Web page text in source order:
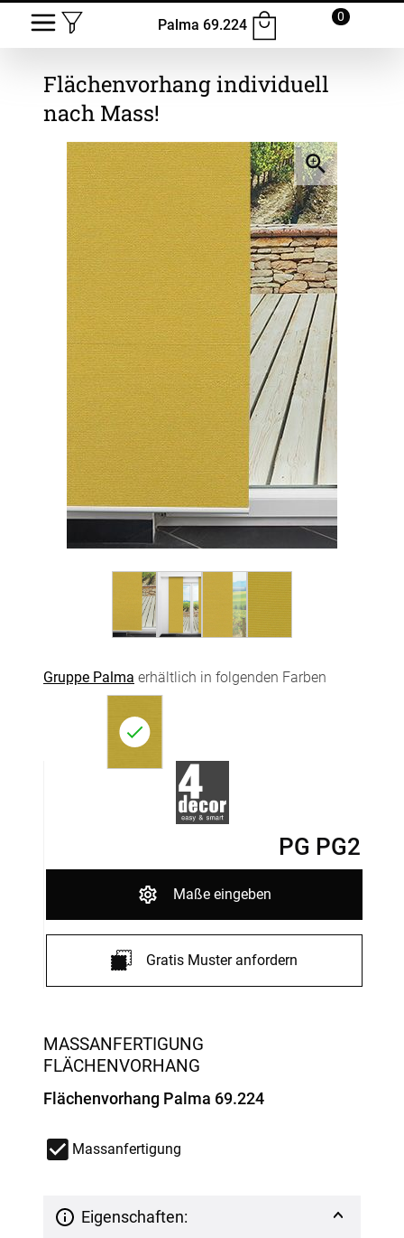
Palma 69.224
0
Flächenvorhangindividuell
nach Mass!
Gruppe Palma erhältlich in folgenden Farben
MASSANFERTIGUNG
FLÄCHENVORHANG
Flächenvorhang Palma 69.224
Massanfertigung
Eigenschaften:
PG PG2
Maße eingeben
Gratis Muster anfordern